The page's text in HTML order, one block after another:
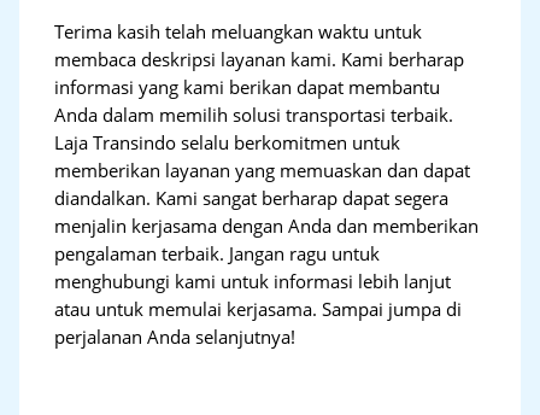
Terima kasih telah meluangkan waktu untuk
membaca deskripsi layanan kami. Kami berharap
informasi yang kami berikan dapat membantu
Anda dalam memilih solusi transportasi terbaik.
Laja Transindo selalu berkomitmen untuk
memberikan layanan yang memuaskan dan dapat
diandalkan. Kami sangat berharap dapat segera
menjalin kerjasama dengan Anda dan memberikan
pengalaman terbaik. Jangan ragu untuk
menghubungi kami untuk informasi lebih lanjut
atau untuk memulai kerjasama. Sampai jumpa di
perjalanan Anda selanjutnya!